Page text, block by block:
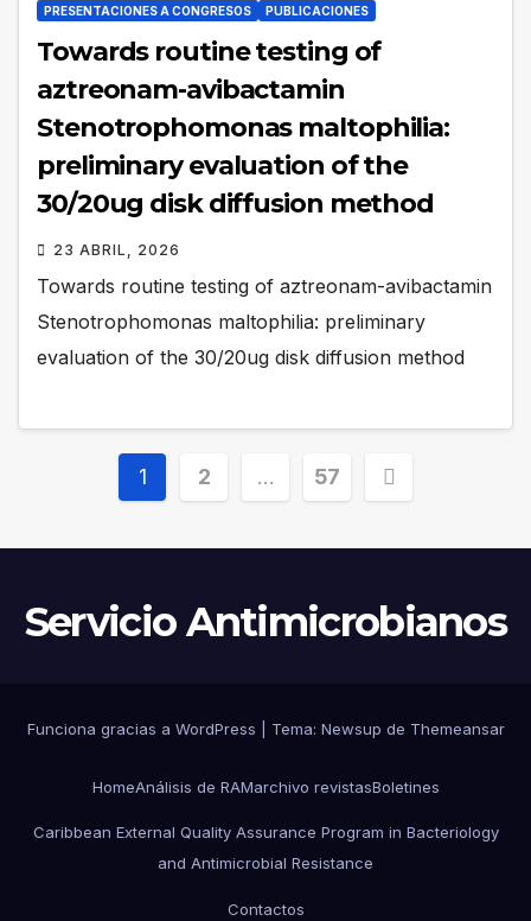
PRESENTACIONES A CONGRESOS PUBLICACIONES
Towards routine testing of
aztreonam-avibactamin
Stenotrophomonas maltophilia:
preliminary evaluation of the
30/20ug disk diffusion method
23 ABRIL, 2026
Towards routine testing of aztreonam-avibactamin
Stenotrophomonas maltophilia: preliminary
evaluation of the 30/20ug disk diffusion method
Paginación
1 2 … 57
Servicio Antimicrobianos
Funciona gracias a WordPress Tema: Newsup de Themeansar
HomeAnálisis de RAMarchivo revistasBoletines
Caribbean External Quality Assurance Program in Bacteriology
and Antimicrobial Resistance
Contactos